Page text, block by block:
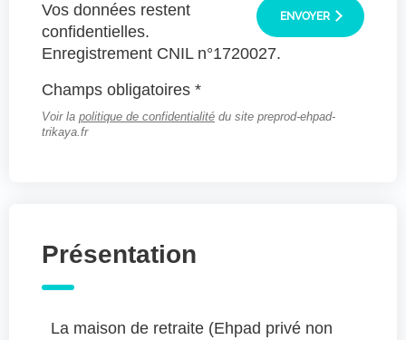
ENVOYER
Vos données restent
confidentielles.
Enregistrement CNIL n°1720027.
Champs obligatoires *
Voir la politique de confidentialité du site preprod-ehpad-
trikaya.fr
Présentation
La maison de retraite (Ehpad privé non